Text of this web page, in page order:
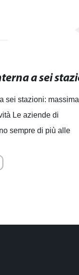
sei stazioni: massima
Le aziende di
sempre di più alle